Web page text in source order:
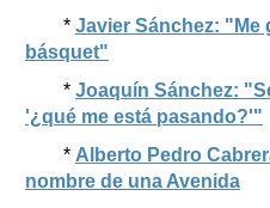
* Javier Sánchez: "Me
básquet"
* Joaquín Sánchez:
'¿qué me está pasando?'"
* Alberto Pedro
nombre de una Avenida